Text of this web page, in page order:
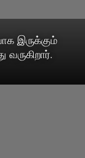
இருக்கும்
வருகிறார்.